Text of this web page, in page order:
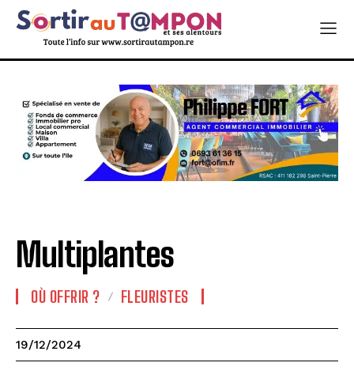
Multiplantes
OÙ OFFRIR ? FLEURISTES
19/12/2024